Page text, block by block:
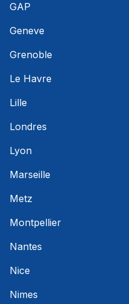
GAP
Geneve
Grenoble
Le Havre
Lille
Londres
Lyon
Marseille
Metz
Montpellier
Nantes
Nice
Nimes